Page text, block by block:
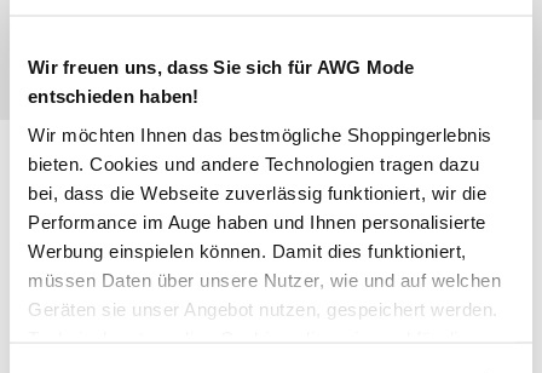
Wir freuen uns, dass Sie sich für AWG Mode
entschieden haben!
Wir möchten Ihnen das bestmögliche Shoppingerlebnis
bieten. Cookies und andere Technologien tragen dazu
bei, dass die Webseite zuverlässig funktioniert, wir die
Performance im Auge haben und Ihnen personalisierte
Werbung einspielen können. Damit dies funktioniert,
müssen Daten über unsere Nutzer, wie und auf welchen
Geräten sie unser Angebot nutzen, gespeichert werden.
Only Carmakoma CARSIMONI
Strickpullover
34,99 €